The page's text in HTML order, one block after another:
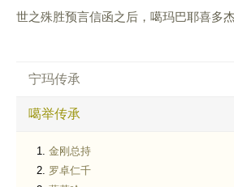
宁玛传承
噶举传承
金刚总持
罗卓仁千
世之殊胜预言信函之后，噶玛巴耶喜多